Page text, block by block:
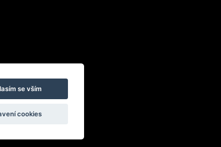
se vším
cookies